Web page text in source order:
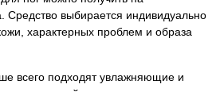
Средство выбирается индивидуально
характерных проблем и образа
всего подходят увлажняющие и